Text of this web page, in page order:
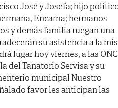
José y Josefa; hijo
Encarna; hermanos
y demás familia ruegan una
su asistencia a la
lugar hoy viernes, a las
del Tanatorio Servisa y su
municipal Nuestro
favor les anticipan las